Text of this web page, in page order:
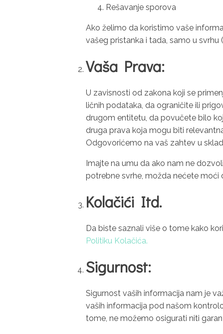
Rešavanje sporova
Ako želimo da koristimo vaše
vašeg pristanka i tada, samo u
Vaša Prava:
U zavisnosti od zakona koji se
ličnih podataka, da ograničite ili
drugom entitetu, da povučete bilo
druga prava koja mogu biti
Odgovorićemo na vaš zahtev u
Imajte na umu da ako nam ne
potrebne svrhe, možda nećete moći
Kolačići Itd.
Da biste saznali više o tome kako
Politiku Kolačića.
Sigurnost:
Sigurnost vaših informacija nam je
vaših informacija pod našom
tome, ne možemo osigurati niti